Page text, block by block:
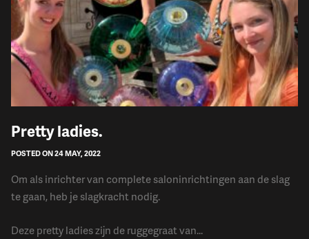
Pretty ladies.
POSTED ON 24 MAY, 2022
Om als inrichter van complete saloninrichtingen aan de slag
te gaan, heb je slagkracht nodig.
Deze pretty ladies zijn de ruggegraat van...